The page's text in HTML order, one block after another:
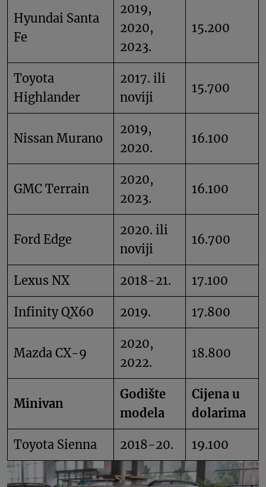
Hyundai Santa
Fe
2019,
2020,
2023.
15.200
Toyota
Highlander
2017. ili
noviji
15.700
Nissan Murano
2019,
2020.
16.100
GMC Terrain
2020,
2023.
16.100
Ford Edge
2020. ili
noviji
16.700
Lexus NX 2018-21. 17.100
Infinity QX60 2019. 17.800
Mazda CX-9
2020,
2022.
18.800
Minivan
Godište
modela
Cijena u
dolarima
Toyota Sienna 2018-20. 19.100